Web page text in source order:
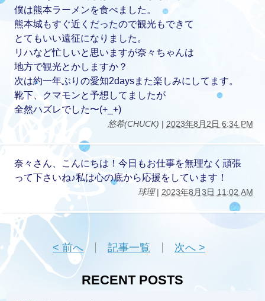
僕は熊本ラーメンを食べました。
熊本城もすぐ近くだったので観光もできて
とてもいい遠征になりました。
リハなど忙しいと思いますが奈々ちゃんは
地方で観光とかしますか？
次は約一年ぶりの愛知2daysまた楽しみにしてます。
靴下、クマモンと予想してましたが
全然ハズレでした〜(⁠+⁠_⁠+⁠)
悠希(CHUCK) | 2023年8月2日 6:34 PM
奈々さん、こんにちは！今日もお仕事を無理なく頑張
って下さいね♪私は心の底から応援をしています！
球理| 2023年8月3日 11:02 AM
< 前へ 記事一覧 次へ >
RECENT POSTS